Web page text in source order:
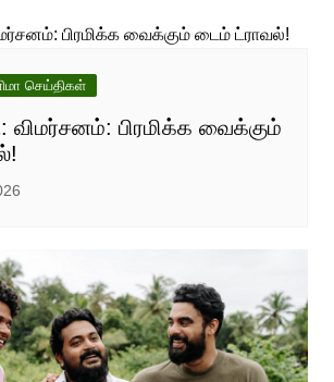
செய்திகள்
விமர்சனம்: பிரமிக்க வைக்கும்